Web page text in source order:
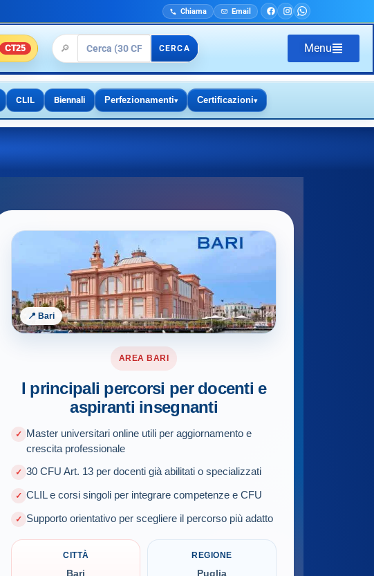
Chiama Email
CT25 🔎 CERCA Menu
CLIL Biennali Perfezionamenti▾ Certificazioni▾
📍 Bari
AREA BARI
I principali percorsi per docenti e
aspiranti insegnanti
Master universitari online utili per aggiornamento e
crescita professionale
30 CFU Art. 13 per docenti già abilitati o specializzati
CLIL e corsi singoli per integrare competenze e CFU
Supporto orientativo per scegliere il percorso più adatto
CITTÀ
Bari
REGIONE
Puglia